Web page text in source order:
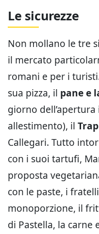
Le sicurezze
Non mollano le tre
il mercato
romani e per i
sua pizza, il pane e
giorno
allestimento), il
Callegari. Tutto
con i suoi tartufi,
proposta
con le paste, i
monoporzione, il
di Pastella, la carne